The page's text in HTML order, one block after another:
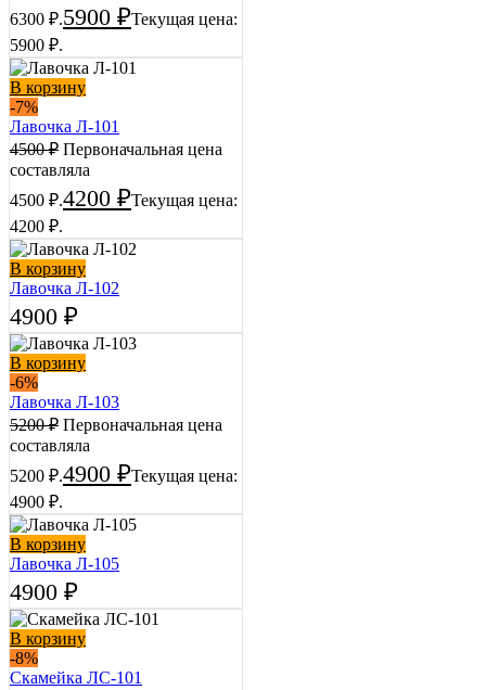
6300 ₽.5900 ₽Текущая цена:
5900 ₽.
В корзину
-7%
Лавочка Л-101
4500₽ Первоначальная цена
составляла
4500 ₽.4200 ₽Текущая цена:
4200 ₽.
В корзину
Лавочка Л-102
4900 ₽
В корзину
-6%
Лавочка Л-103
5200₽ Первоначальная цена
составляла
5200 ₽.4900 ₽Текущая цена:
4900 ₽.
В корзину
Лавочка Л-105
4900 ₽
В корзину
-8%
Скамейка ЛС-101